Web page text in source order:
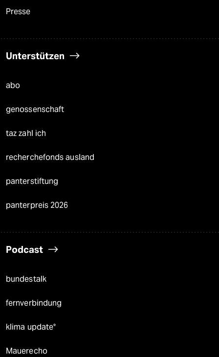
Presse
Unterstützen
abo
genossenschaft
taz zahl ich
recherchefonds ausland
panterstiftung
panterpreis 2026
Podcast
bundestalk
fernverbindung
klima update°
Mauerecho